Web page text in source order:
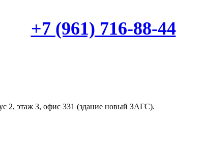
+7 (961) 716-88-44
2, этаж 3, офис 331 (здание новый ЗАГС).